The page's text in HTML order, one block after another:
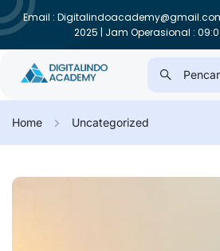
Email :
2025 | Jam Operasional :
Home Uncategorized